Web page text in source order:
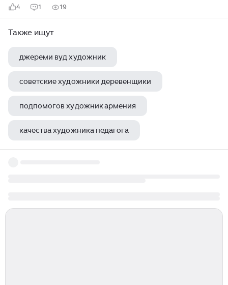
4 1 19
Также ищут
джереми вуд художник
советские художники деревенщики
подпомогов художник армения
качества художника педагога